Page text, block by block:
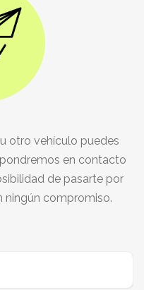
otro vehículo puedes
en contacto
de pasarte por
ningún compromiso.